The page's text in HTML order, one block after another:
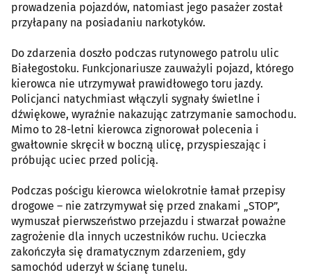
prowadzenia pojazdów, natomiast jego pasażer został
przyłapany na posiadaniu narkotyków.
Do zdarzenia doszło podczas rutynowego patrolu ulic
Białegostoku. Funkcjonariusze zauważyli pojazd, którego
kierowca nie utrzymywał prawidłowego toru jazdy.
Policjanci natychmiast włączyli sygnały świetlne i
dźwiękowe, wyraźnie nakazując zatrzymanie samochodu.
Mimo to 28-letni kierowca zignorował polecenia i
gwałtownie skręcił w boczną ulicę, przyspieszając i
próbując uciec przed policją.
Podczas pościgu kierowca wielokrotnie łamał przepisy
drogowe – nie zatrzymywał się przed znakami „STOP”,
wymuszał pierwszeństwo przejazdu i stwarzał poważne
zagrożenie dla innych uczestników ruchu. Ucieczka
zakończyła się dramatycznym zdarzeniem, gdy
samochód uderzył w ścianę tunelu.